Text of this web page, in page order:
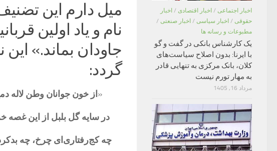
میل دارم این
نام و یاد اولین
جاودان بماند.»
گردد:
« از خون جوانان وطن
در سایه گل بلبل از این
چه کج‌رفتاری‌ای چرخ، چه
اخبار اجتماعی / اخبار اقتصادی / اخبار
حقوقی / اخبار سیاسی / اخبار صنعتی /
مطبوعات و رسانه ها
یک کارشناس بانکی در گفت و گو
با ایرنا: بدون اصلاح سیاست‌های
کلان، بانک مرکزی به تنهایی قادر
به مهار تورم نیست
مرداد 16, 1405